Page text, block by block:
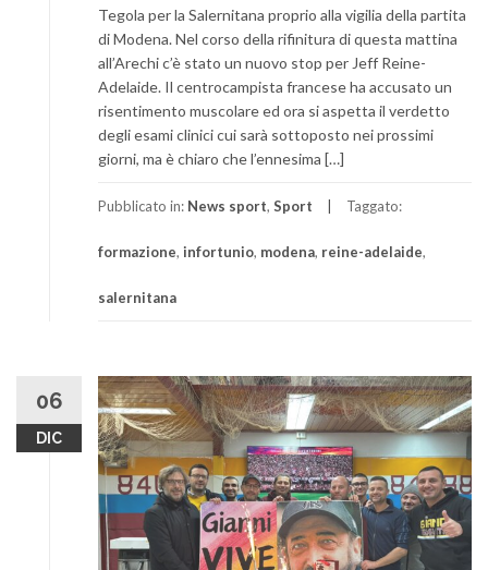
Tegola per la Salernitana proprio alla vigilia della partita
di Modena. Nel corso della rifinitura di questa mattina
all’Arechi c’è stato un nuovo stop per Jeff Reine-
Adelaide. Il centrocampista francese ha accusato un
risentimento muscolare ed ora si aspetta il verdetto
degli esami clinici cui sarà sottoposto nei prossimi
giorni, ma è chiaro che l’ennesima […]
Pubblicato in: News sport, Sport Taggato:
formazione, infortunio, modena, reine-adelaide,
salernitana
06
DIC